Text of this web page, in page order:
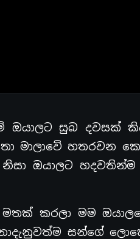
ඔයාලට සුබ දවසක්
මාලාවේ හතරවන
ඔයාලට
මතක් කරලා මම
සන්ගේ